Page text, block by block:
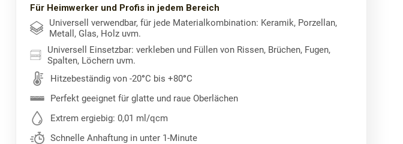
Für Heimwerker und Profis in jedem Bereich
Universell verwendbar, für jede Materialkombination: Keramik, Porzellan,
Metall, Glas, Holz uvm.
Universell Einsetzbar: verkleben und Füllen von Rissen, Brüchen, Fugen,
Spalten, Löchern uvm.
Hitzebeständig von -20°C bis +80°C
Perfekt geeignet für glatte und raue Oberlächen
Extrem ergiebig: 0,01 ml/qcm
Schnelle Anhaftung in unter 1-Minute